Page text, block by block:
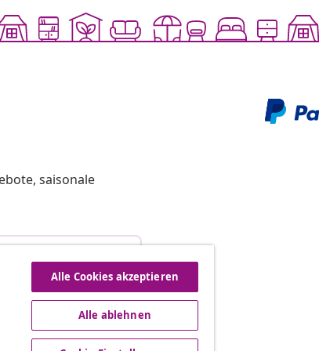
saisonale
vidaXL
Über vidaXL
Alle Cookies akzeptieren
Alle ablehnen